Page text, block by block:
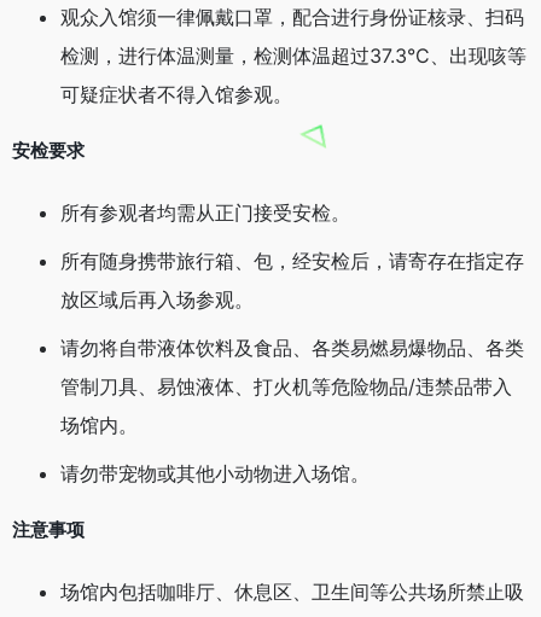
观众入馆须一律佩戴口罩，配合进行身份证核录、扫码
检测，进行体温测量，检测体温超过37.3°C、出现咳等
可疑症状者不得入馆参观。
安检要求
所有参观者均需从正门接受安检。
所有随身携带旅行箱、包，经安检后，请寄存在指定存
放区域后再入场参观。
请勿将自带液体饮料及食品、各类易燃易爆物品、各类
管制刀具、易蚀液体、打火机等危险物品/违禁品带入
场馆内。
请勿带宠物或其他小动物进入场馆。
注意事项
场馆内包括咖啡厅、休息区、卫生间等公共场所禁止吸